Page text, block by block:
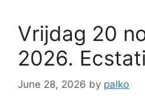
Vrijdag 20
2026.
June 28, 2026 by palko